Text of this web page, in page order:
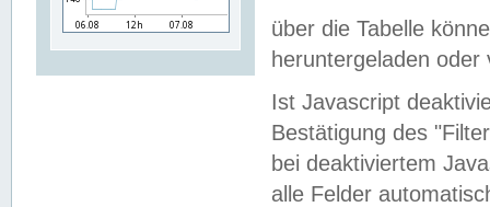
über die Tabelle
heruntergeladen oder
Ist Javascript
Bestätigung des
bei deaktiviertem
alle Felder